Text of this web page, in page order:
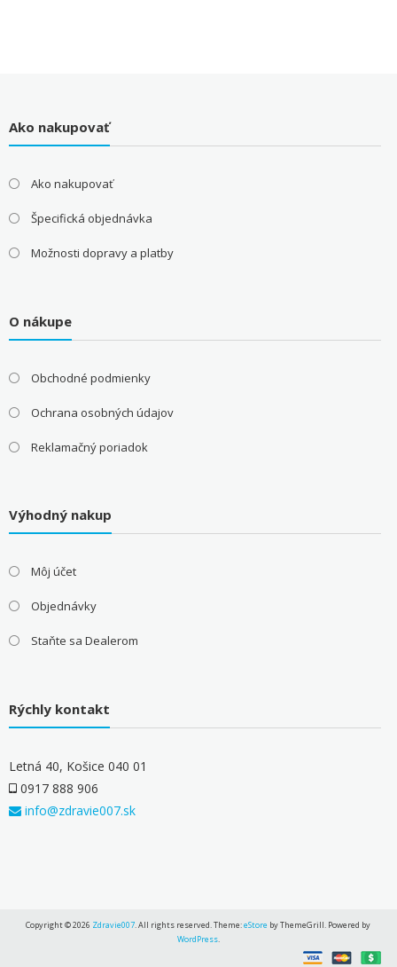
Ako nakupovať
Ako nakupovať
Špecifická objednávka
Možnosti dopravy a platby
O nákupe
Obchodné podmienky
Ochrana osobných údajov
Reklamačný poriadok
Výhodný nakup
Môj účet
Objednávky
Staňte sa Dealerom
Rýchly kontakt
Letná 40, Košice 040 01
0917 888 906
info@zdravie007.sk
Copyright © 2026 Zdravie007. All rights reserved. Theme:eStore by ThemeGrill. Powered by
WordPress.